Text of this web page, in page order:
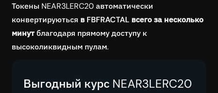
Токены NEAR3LERC20 автоматически
конвертируються в FBFRACTAL всего за несколько
минутблагодаря прямому доступу к
высоколиквидным пулам.
Выгодный курс NEAR3LERC20